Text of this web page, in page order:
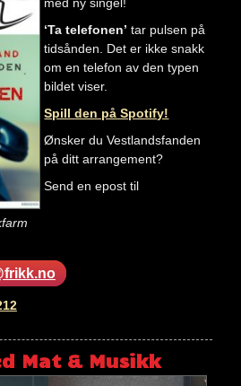
‘Ta telefonen’ tar pulsen på
tidsånden. Det er ikke snakk
om en telefon av den typen
bildet viser.
Spill den på Spotify!
Ønsker du Vestlandsfanden
på ditt arrangement?
Send en epost til
Mat & Musikk